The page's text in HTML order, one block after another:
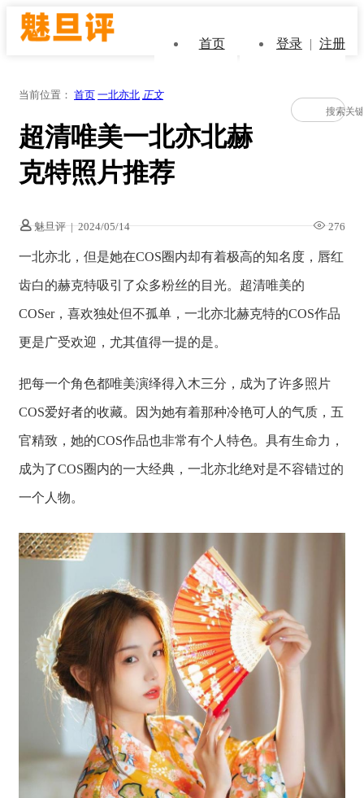
首页 登录 | 注册
当前位置： 首页 一北亦北 正文
超清唯美一北亦北赫
克特照片推荐
魅旦评 | 2024/05/14 276
一北亦北，但是她在COS圈内却有着极高的知名度，唇红
齿白的赫克特吸引了众多粉丝的目光。超清唯美的
COSer，喜欢独处但不孤单，一北亦北赫克特的COS作品
更是广受欢迎，尤其值得一提的是。
把每一个角色都唯美演绎得入木三分，成为了许多照片
COS爱好者的收藏。因为她有着那种冷艳可人的气质，五
官精致，她的COS作品也非常有个人特色。具有生命力，
成为了COS圈内的一大经典，一北亦北绝对是不容错过的
一个人物。